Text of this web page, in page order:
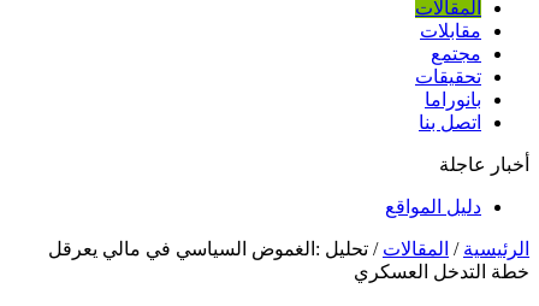
المقالات
مقابلات
مجتمع
تحقيقات
بانوراما
اتصل بنا
أخبار عاجلة
دليل المواقع
الرئيسية / المقالات / تحليل :الغموض السياسي في مالي يعرقل
خطة التدخل العسكري